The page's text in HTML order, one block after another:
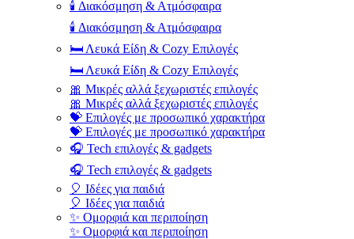
🕯️ Διακόσμηση & Ατμόσφαιρα
🕯️ Διακόσμηση & Ατμόσφαιρα
🛏️ Λευκά Είδη & Cozy Επιλογές
🛏️ Λευκά Είδη & Cozy Επιλογές
🎀 Μικρές αλλά ξεχωριστές επιλογές
🎀 Μικρές αλλά ξεχωριστές επιλογές
💝 Επιλογές με προσωπικό χαρακτήρα
💝 Επιλογές με προσωπικό χαρακτήρα
🎧 Tech επιλογές & gadgets
🎧 Tech επιλογές & gadgets
🎈 Ιδέες για παιδιά
🎈 Ιδέες για παιδιά
✨ Ομορφιά και περιποίηση
✨ Ομορφιά και περιποίηση